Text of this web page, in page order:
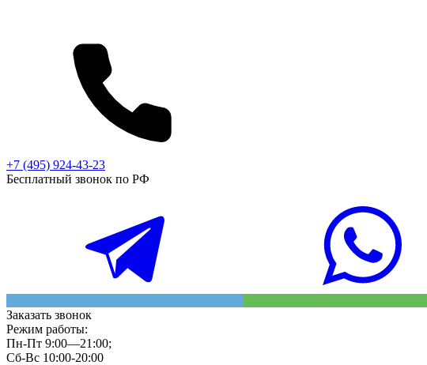
+7 (495) 924-43-23
Бесплатный звонок по РФ
Заказать звонок
Режим работы:
Пн-Пт 9:00—21:00;
Сб-Вс 10:00-20:00